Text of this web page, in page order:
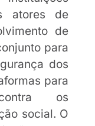
atores de
de
para
dos
para
os
social. O